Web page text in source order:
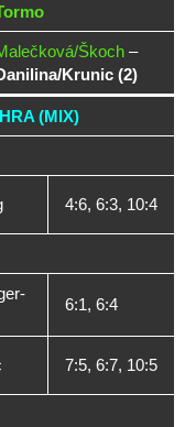
Škoch –
Krunic (2)
(MIX)
4:6, 6:3, 10:4
6:1, 6:4
7:5, 6:7, 10:5